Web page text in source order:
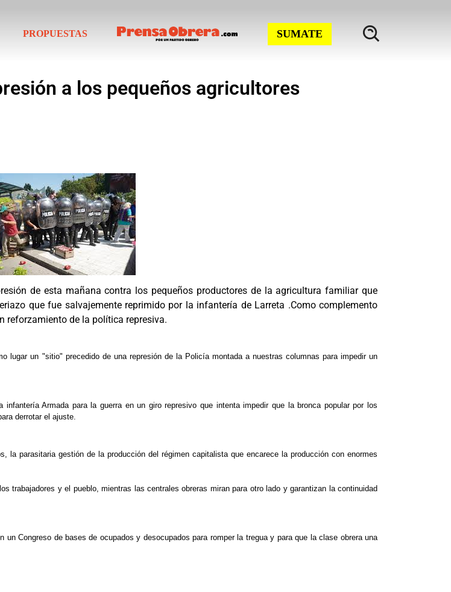
PROPUESTAS SUMATE
a los pequeños agricultores
de esta mañana contra los pequeños productores de la agricultura familiar que
que fue salvajemente reprimido por la infantería de Larreta .Como complemento
reforzamiento de la política represiva.
lugar un "sitio" precedido de una represión de la Policía montada a nuestras columnas para impedir un
Armada para la guerra en un giro represivo que intenta impedir que la bronca popular por los
derrotar el ajuste.
la parasitaria gestión de la producción del régimen capitalista que encarece la producción con enormes
trabajadores y el pueblo, mientras las centrales obreras miran para otro lado y garantizan la continuidad
Congreso de bases de ocupados y desocupados para romper la tregua y para que la clase obrera una